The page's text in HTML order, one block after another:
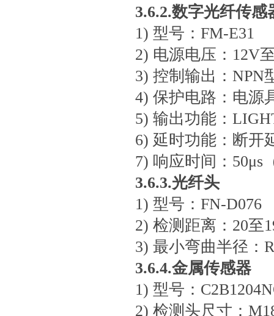
3.6.2.数字光纤传感
1) 型号：FM-E31
2) 电源电压：12V
3) 控制输出：NPN
4) 保护电路：电源
5) 输出功能：
6) 延时功能：断开
7) 响应时间：50μs
3.6.3.光纤头
1) 型号：FN-D076
2) 检测距离：20至
3) 最小弯曲半径：
3.6.4.金属传感器
1) 型号：
2) 检测头尺寸：